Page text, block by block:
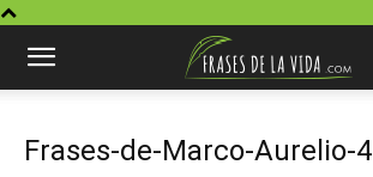
Frases-de-Marco-Aurelio-4